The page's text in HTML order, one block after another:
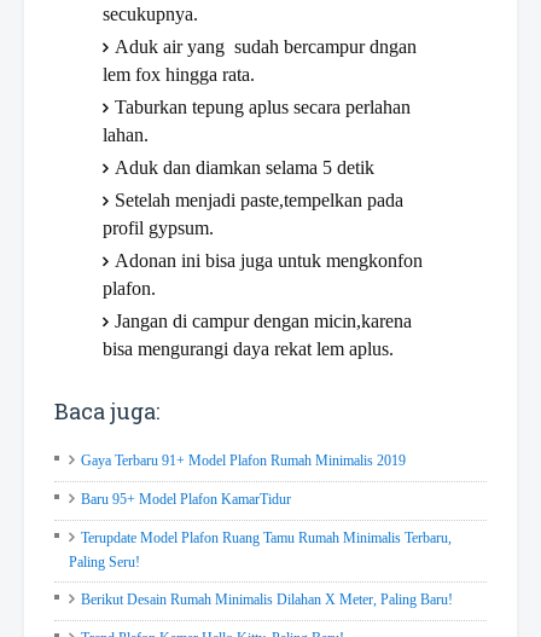
secukupnya.
Aduk air yang sudah bercampur dngan
lem fox hingga rata.
Taburkan tepung aplus secara perlahan
lahan.
Aduk dan diamkan selama 5 detik
Setelah menjadi paste,tempelkan pada
profil gypsum.
Adonan ini bisa juga untuk mengkonfon
plafon.
Jangan di campur dengan micin,karena
bisa mengurangi daya rekat lem aplus.
Baca juga:
Gaya Terbaru 91+ Model Plafon Rumah Minimalis 2019
Baru 95+ Model Plafon KamarTidur
Terupdate Model Plafon Ruang Tamu Rumah Minimalis Terbaru,
Paling Seru!
Berikut Desain Rumah Minimalis Dilahan X Meter, Paling Baru!